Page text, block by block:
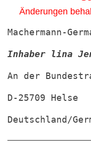
Änderungen
Machermann-
Inhaber lina
An der
D-25709 Helse
Deutschland/